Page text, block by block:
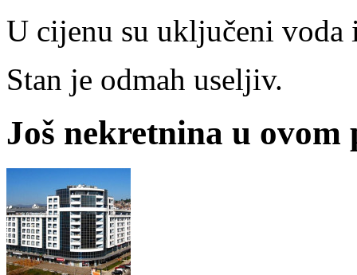
U cijenu su uključeni voda
Stan je odmah useljiv.
Još nekretnina u ovom